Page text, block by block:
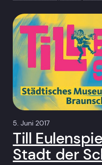
5. Juni 2017
Till
Stadt der